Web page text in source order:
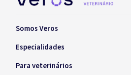
Somos Veros
Especialidades
Para veterinários